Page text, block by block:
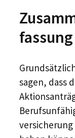
fassung
sagen, dass